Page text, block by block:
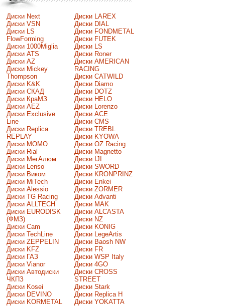
Диски Next
Диски VSN
Диски LS
FlowForming
Диски 1000Miglia
Диски ATS
Диски AZ
Диски Mickey
Thompson
Диски K&K
Диски СКАД
Диски КраМЗ
Диски AEZ
Диски Exclusive
Line
Диски Replica
REPLAY
Диски MOMO
Диски Rial
Диски МегАлюм
Диски Lenso
Диски Виком
Диски MiTech
Диски Alessio
Диски TG Racing
Диски ALLTECH
Диски EURODISK
(ФМЗ)
Диски Cam
Диски TechLine
Диски ZEPPELIN
Диски KFZ
Диски ГАЗ
Диски Vianor
Диски Автодиски
ЧКПЗ
Диски Kosei
Диски DEVINO
Диски KORMETAL
Диски LAREX
Диски DIAL
Диски FONDMETAL
Диски FUTEK
Диски LS
Диски Roner
Диски AMERICAN
RACING
Диски CATWILD
Диски Diamo
Диски DOTZ
Диски HELO
Диски Lorenzo
Диски ACE
Диски CMS
Диски TREBL
Диски KYOWA
Диски OZ Racing
Диски Magnetto
Диски IJI
Диски SWORD
Диски KRONPRINZ
Диски Enkei
Диски ZORMER
Диски Advanti
Диски MAK
Диски ALCASTA
Диски NZ
Диски KONIG
Диски LegeArtis
Диски Baosh NW
Диски FR
Диски WSP Italy
Диски 4GO
Диски CROSS
STREET
Диски Stark
Диски Replica H
Диски YOKATTA